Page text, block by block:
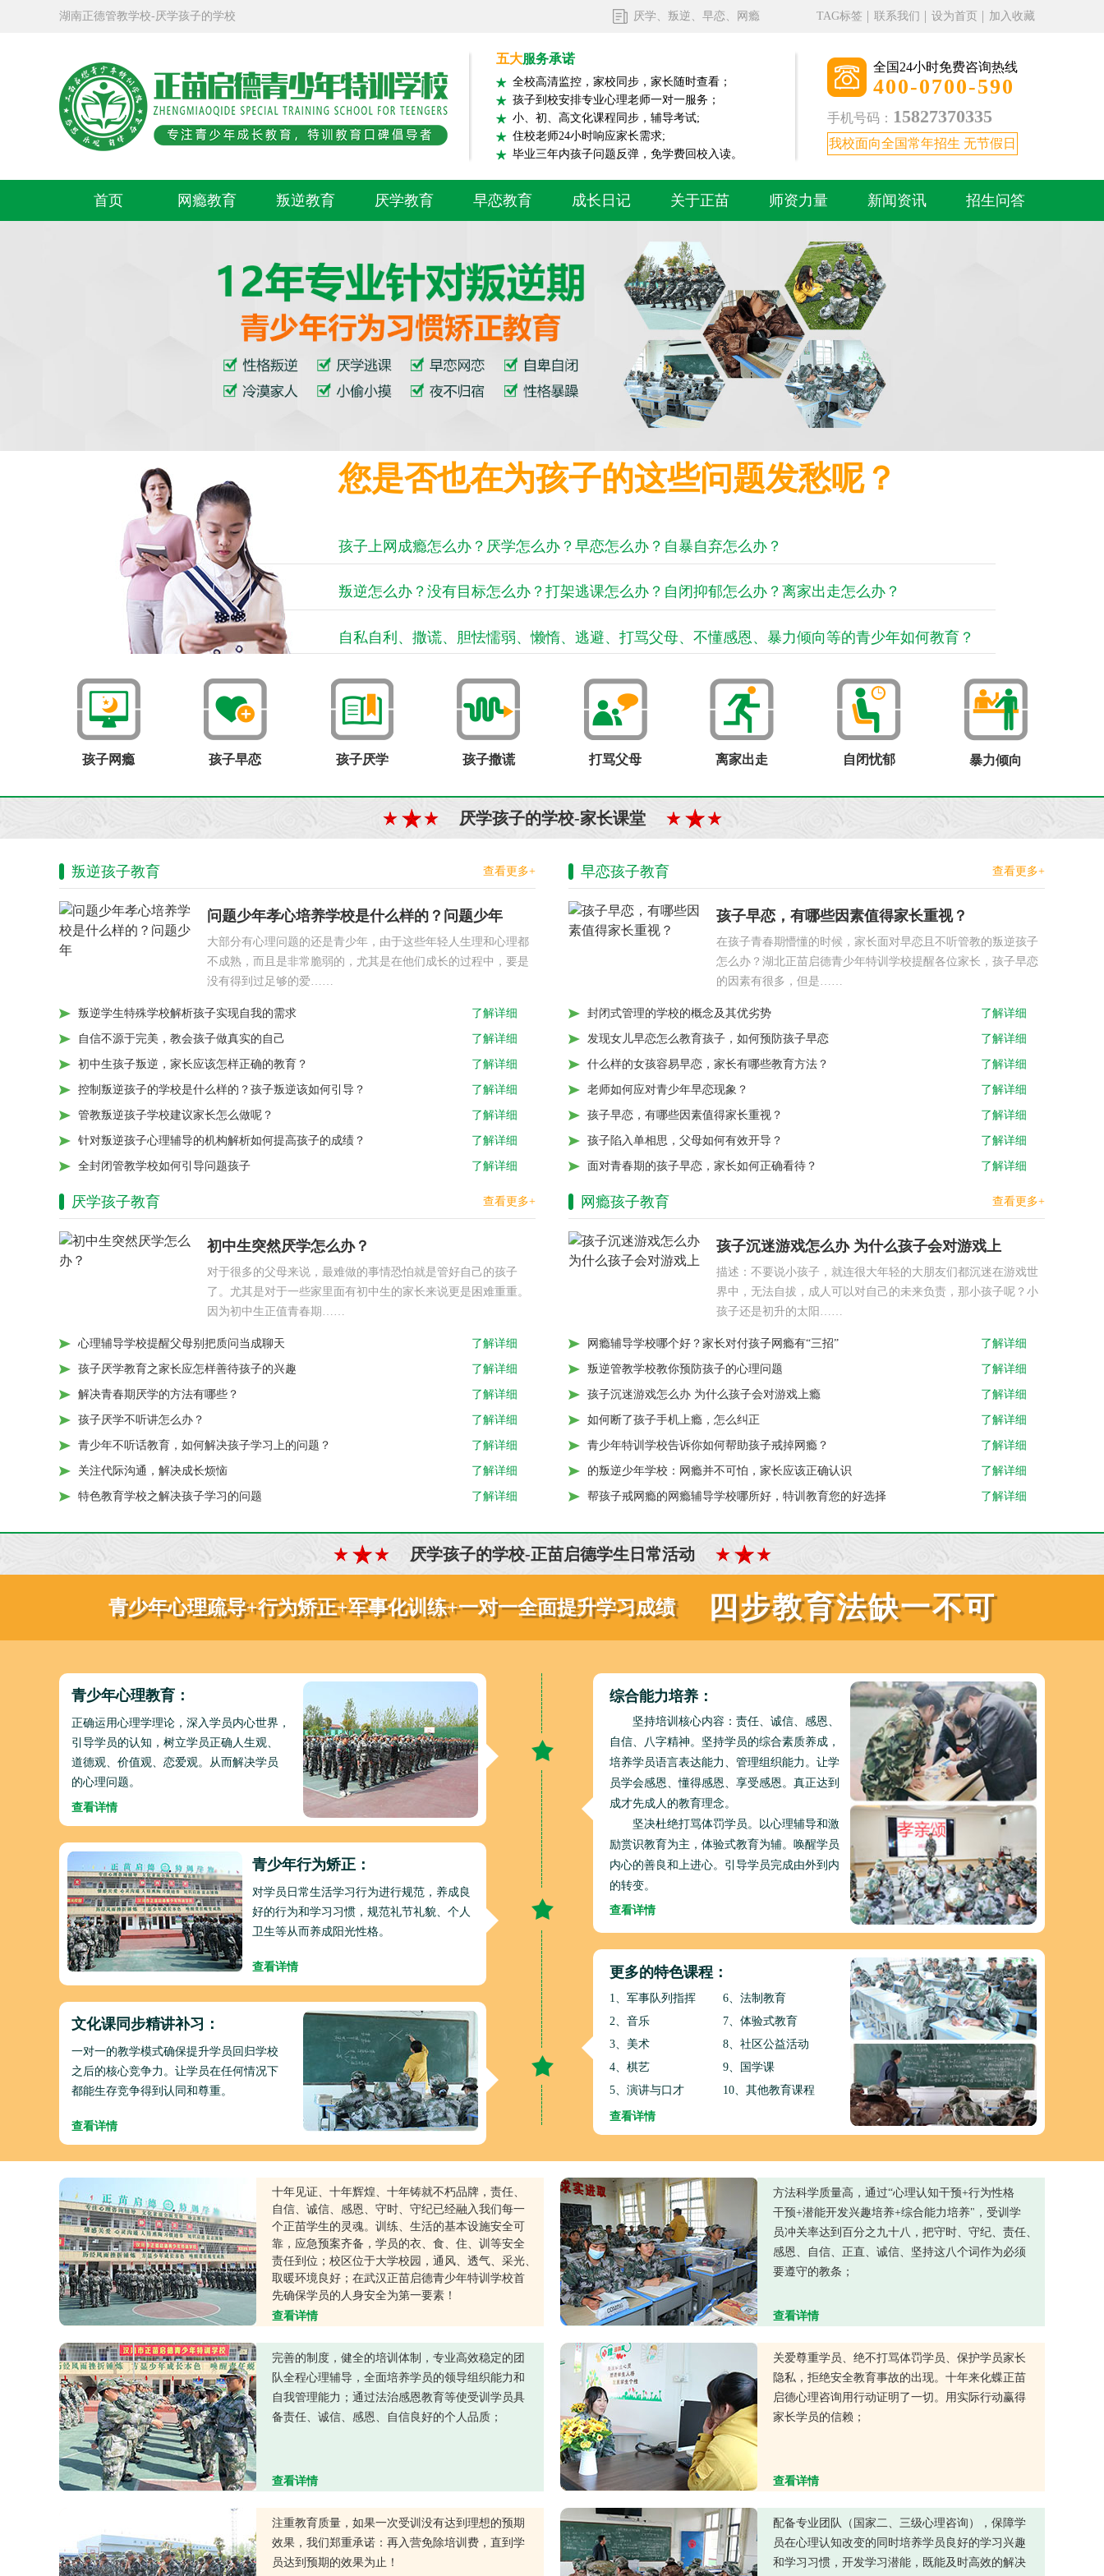
湖南正德管教学校-厌学孩子的学校 厌学、叛逆、早恋、网瘾 TAG标签 联系我们 设为首页 加入收藏
五大服务承诺
全校高清监控，家校同步，家长随时查看；
孩子到校安排专业心理老师一对一服务；
小、初、高文化课程同步，辅导考试;
住校老师24小时响应家长需求;
毕业三年内孩子问题反弹，免学费回校入读。
全国24小时免费咨询热线
400-0700-590
手机号码： 15827370335
我校面向全国常年招生 无节假日
首页 网瘾教育 叛逆教育 厌学教育 早恋教育 成长日记 关于正苗 师资力量 新闻资讯 招生问答
您是否也在为孩子的这些问题发愁呢？
孩子上网成瘾怎么办？厌学怎么办？早恋怎么办？自暴自弃怎么办？
叛逆怎么办？没有目标怎么办？打架逃课怎么办？自闭抑郁怎么办？离家出走怎么办？
自私自利、撒谎、胆怯懦弱、懒惰、逃避、打骂父母、不懂感恩、暴力倾向等的青少年如何教育？
孩子网瘾 孩子早恋 孩子厌学 孩子撒谎 打骂父母 离家出走 自闭忧郁 暴力倾向
厌学孩子的学校-家长课堂
叛逆孩子教育 查看更多+
问题少年孝心培养学校是什么样的？问题少年
大部分有心理问题的还是青少年，由于这些年轻人生理和心理都
不成熟，而且是非常脆弱的，尤其是在他们成长的过程中，要是
没有得到过足够的爱……
叛逆学生特殊学校解析孩子实现自我的需求 了解详细
自信不源于完美，教会孩子做真实的自己 了解详细
初中生孩子叛逆，家长应该怎样正确的教育？ 了解详细
控制叛逆孩子的学校是什么样的？孩子叛逆该如何引导？ 了解详细
管教叛逆孩子学校建议家长怎么做呢？ 了解详细
针对叛逆孩子心理辅导的机构解析如何提高孩子的成绩？ 了解详细
全封闭管教学校如何引导问题孩子 了解详细
早恋孩子教育 查看更多+
孩子早恋，有哪些因素值得家长重视？
在孩子青春期懵懂的时候，家长面对早恋且不听管教的叛逆孩子
怎么办？湖北正苗启德青少年特训学校提醒各位家长，孩子早恋
的因素有很多，但是……
封闭式管理的学校的概念及其优劣势 了解详细
发现女儿早恋怎么教育孩子，如何预防孩子早恋 了解详细
什么样的女孩容易早恋，家长有哪些教育方法？ 了解详细
老师如何应对青少年早恋现象？ 了解详细
孩子早恋，有哪些因素值得家长重视？ 了解详细
孩子陷入单相思，父母如何有效开导？ 了解详细
面对青春期的孩子早恋，家长如何正确看待？ 了解详细
厌学孩子教育 查看更多+
初中生突然厌学怎么办？
对于很多的父母来说，最难做的事情恐怕就是管好自己的孩子
了。尤其是对于一些家里面有初中生的家长来说更是困难重重。
因为初中生正值青春期……
心理辅导学校提醒父母别把质问当成聊天 了解详细
孩子厌学教育之家长应怎样善待孩子的兴趣 了解详细
解决青春期厌学的方法有哪些？ 了解详细
孩子厌学不听讲怎么办？ 了解详细
青少年不听话教育，如何解决孩子学习上的问题？ 了解详细
关注代际沟通，解决成长烦恼 了解详细
特色教育学校之解决孩子学习的问题 了解详细
网瘾孩子教育 查看更多+
孩子沉迷游戏怎么办 为什么孩子会对游戏上
描述：不要说小孩子，就连很大年轻的大朋友们都沉迷在游戏世
界中，无法自拔，成人可以对自己的未来负责，那小孩子呢？小
孩子还是初升的太阳……
网瘾辅导学校哪个好？家长对付孩子网瘾有“三招” 了解详细
叛逆管教学校教你预防孩子的心理问题 了解详细
孩子沉迷游戏怎么办 为什么孩子会对游戏上瘾 了解详细
如何断了孩子手机上瘾，怎么纠正 了解详细
青少年特训学校告诉你如何帮助孩子戒掉网瘾？ 了解详细
的叛逆少年学校：网瘾并不可怕，家长应该正确认识 了解详细
帮孩子戒网瘾的网瘾辅导学校哪所好，特训教育您的好选择 了解详细
厌学孩子的学校-正苗启德学生日常活动
青少年心理疏导+行为矫正+军事化训练+一对一全面提升学习成绩 四步教育法缺一不可
青少年心理教育：
正确运用心理学理论，深入学员内心世界，
引导学员的认知，树立学员正确人生观、
道德观、价值观、恋爱观。从而解决学员
的心理问题。
查看详情
青少年行为矫正：
对学员日常生活学习行为进行规范，养成良
好的行为和学习习惯，规范礼节礼貌、个人
卫生等从而养成阳光性格。
查看详情
文化课同步精讲补习：
一对一的教学模式确保提升学员回归学校
之后的核心竞争力。让学员在任何情况下
都能生存竞争得到认同和尊重。
查看详情
综合能力培养：
坚持培训核心内容：责任、诚信、感恩、
自信、八字精神。坚持学员的综合素质养成，
培养学员语言表达能力、管理组织能力。让学
员学会感恩、懂得感恩、享受感恩。真正达到
成才先成人的教育理念。
坚决杜绝打骂体罚学员。以心理辅导和激
励赏识教育为主，体验式教育为辅。唤醒学员
内心的善良和上进心。引导学员完成由外到内
的转变。
查看详情
更多的特色课程：
1、军事队列指挥
6、法制教育
2、音乐
7、体验式教育
3、美术
8、社区公益活动
4、棋艺
9、国学课
5、演讲与口才
10、其他教育课程
查看详情
十年见证、十年辉煌、十年铸就不朽品牌，责任、
自信、诚信、感恩、守时、守纪已经融入我们每一
个正苗学生的灵魂。训练、生活的基本设施安全可
靠，应急预案齐备，学员的衣、食、住、训等安全
责任到位；校区位于大学校园，通风、透气、采光、
取暖环境良好；在武汉正苗启德青少年特训学校首
先确保学员的人身安全为第一要素！
查看详情
方法科学质量高，通过“心理认知干预+行为性格
干预+潜能开发兴趣培养+综合能力培养"，受训学
员冲关率达到百分之九十八，把守时、守纪、责任、
感恩、自信、正直、诚信、坚持这八个词作为必须
要遵守的教条；
查看详情
完善的制度，健全的培训体制，专业高效稳定的团
队全程心理辅导，全面培养学员的领导组织能力和
自我管理能力；通过法治感恩教育等使受训学员具
备责任、诚信、感恩、自信良好的个人品质；
查看详情
关爱尊重学员、绝不打骂体罚学员、保护学员家长
隐私，拒绝安全教育事故的出现。十年来化蝶正苗
启德心理咨询用行动证明了一切。用实际行动赢得
家长学员的信赖；
查看详情
注重教育质量，如果一次受训没有达到理想的预期
效果，我们郑重承诺：再入营免除培训费，直到学
员达到预期的效果为止！
配备专业团队（国家二、三级心理咨询），保障学
员在心理认知改变的同时培养学员良好的学习兴趣
和学习习惯，开发学习潜能，既能及时高效的解决